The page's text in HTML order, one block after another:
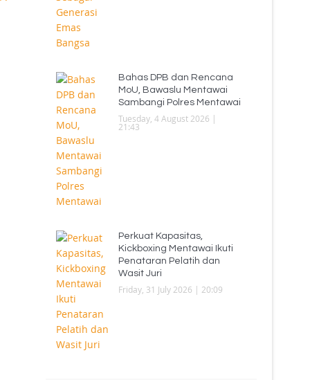
Bahas DPB dan Rencana
MoU, Bawaslu Mentawai
Sambangi Polres Mentawai
Tuesday, 4 August 2026 |
21:43
Perkuat Kapasitas,
Kickboxing Mentawai Ikuti
Penataran Pelatih dan
Wasit Juri
Friday, 31 July 2026 | 20:09